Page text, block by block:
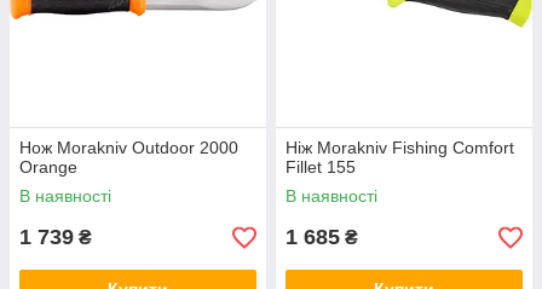
Нож Morakniv Outdoor 2000
Orange
В наявності
1 739 ₴
Ніж Morakniv Fishing Comfort
Fillet 155
В наявності
1 685 ₴